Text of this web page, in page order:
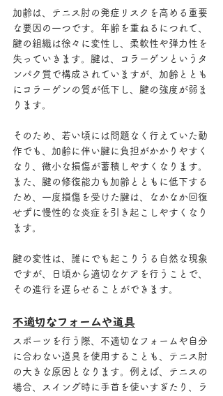
加齢は、テニス肘の発症リスクを高める重要
な要因の一つです。年齢を重ねるにつれて、
腱の組織は徐々に変性し、柔軟性や弾力性を
失っていきます。腱は、コラーゲンというタ
ンパク質で構成されていますが、加齢ととも
にコラーゲンの質が低下し、腱の強度が弱ま
ります。
そのため、若い頃には問題なく行えていた動
作でも、加齢に伴い腱に負担がかかりやすく
なり、微小な損傷が蓄積しやすくなります。
また、腱の修復能力も加齢とともに低下する
ため、一度損傷を受けた腱は、なかなか回復
せずに慢性的な炎症を引き起こしやすくなり
ます。
腱の変性は、誰にでも起こりうる自然な現象
ですが、日頃から適切なケアを行うことで、
その進行を遅らせることができます。
不適切なフォームや道具
スポーツを行う際、不適切なフォームや自分
に合わない道具を使用することも、テニス肘
の大きな原因となります。例えば、テニスの
場合、スイング時に手首を使いすぎたり、ラ